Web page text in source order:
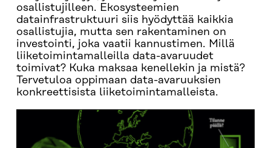
osallistujilleen. Ekosysteemien
datainfrastruktuuri siis hyödyttää kaikkia
osallistujia, mutta sen rakentaminen on
investointi, joka vaatii kannustimen. Millä
liiketoimintamalleilla data-avaruudet
toimivat? Kuka maksaa kenellekin ja mistä?
Tervetuloa oppimaan data-avaruuksien
konkreettisista liiketoimintamalleista.